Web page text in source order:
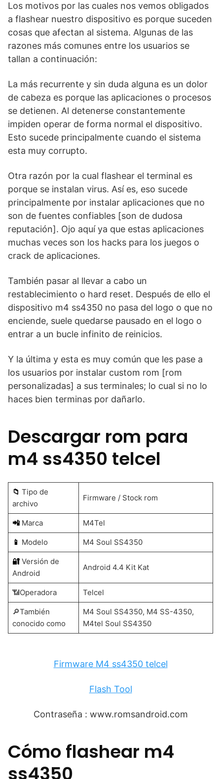
Los motivos por las cuales nos vemos obligados
a flashear nuestro dispositivo es porque suceden
cosas que afectan al sistema. Algunas de las
razones más comunes entre los usuarios se
tallan a continuación:
La más recurrente y sin duda alguna es un dolor
de cabeza es porque las aplicaciones o procesos
se detienen. Al detenerse constantemente
impiden operar de forma normal el dispositivo.
Esto sucede principalmente cuando el sistema
esta muy corrupto.
Otra razón por la cual flashear el terminal es
porque se instalan virus. Así es, eso sucede
principalmente por instalar aplicaciones que no
son de fuentes confiables [son de dudosa
reputación]. Ojo aquí ya que estas aplicaciones
muchas veces son los hacks para los juegos o
crack de aplicaciones.
También pasar al llevar a cabo un
restablecimiento o hard reset. Después de ello el
dispositivo m4 ss4350 no pasa del logo o que no
enciende, suele quedarse pausado en el logo o
entrar a un bucle infinito de reinicios.
Y la última y esta es muy común que les pase a
los usuarios por instalar custom rom [rom
personalizadas] a sus terminales; lo cual si no lo
haces bien terminas por dañarlo.
Descargar rom para
m4 ss4350 telcel
📁 Tipo de
archivo
Firmware / Stock rom
📲Marca M4Tel
📱 Modelo M4 Soul SS4350
🔐Versión de
Android
Android 4.4 Kit Kat
📶Operadora Telcel
🔎También
conocido como
M4 Soul SS4350, M4 SS-4350,
M4tel Soul SS4350
Firmware M4 ss4350 telcel
Flash Tool
Contraseña : www.romsandroid.com
Cómo flashear m4
ss4350